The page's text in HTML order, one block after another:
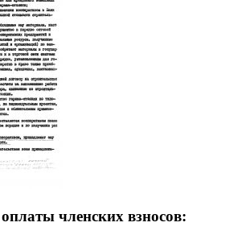
членских взносов: